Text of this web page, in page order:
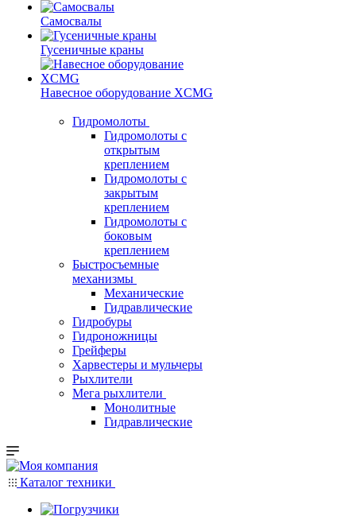
Самосвалы
Гусеничные краны
Навесное оборудование XCMG
Гидромолоты
Гидромолоты с
открытым
креплением
Гидромолоты с
закрытым
креплением
Гидромолоты с
боковым
креплением
Быстросъемные
механизмы
Механические
Гидравлические
Гидробуры
Гидроножницы
Грейферы
Харвестеры и мульчеры
Рыхлители
Мега рыхлители
Монолитные
Гидравлические
Каталог техники